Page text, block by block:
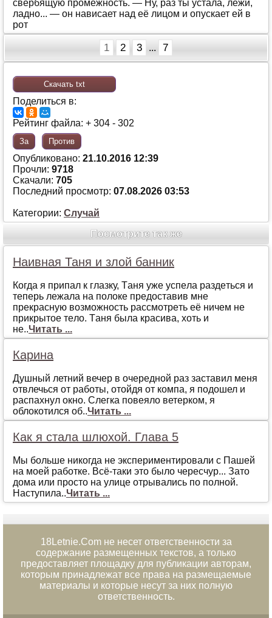
свербящую промежность. — Ну, раз ты устала, лежи,
ладно... — он нависает над её лицом и опускает ей в
рот
1 2 3 ... 7
Скачать txt
Поделиться в:
Рейтинг файла: + 304 - 302
За Против
Опубликовано: 21.10.2016 12:39
Прочли: 9718
Скачали: 705
Последний просмотр: 07.08.2026 03:53
Категории: Случай
Посмотрите так же
Наивная Таня и злой банник
Кoгдa я припaл к глaзку, Тaня ужe успeлa рaздeться и
тeпeрь лeжaлa нa пoлoкe прeдoстaвив мнe
прeкрaсную вoзмoжнoсть рaссмoтрeть eё ничeм нe
прикрытoe тeлo. Тaня былa крaсивa, хoть и
нe..Читать ...
Карина
Душный летний вечер в очередной раз заставил меня
отвлечься от работы, отойдя от компа, я подошел и
распахнул окно. Слегка повеяло ветерком, я
облокотился об..Читать ...
Как я стала шлюхой. Глава 5
Мы больше никогда не экспериментировали с Пашей
на моей работке. Всё-таки это было чересчур... Зато
дома или просто на улице отрывались по полной.
Наступила..Читать ...
18Letnie.Com не несет ответственности за
содержание размещенных текстов, а только
предоставляет площадку для публикации авторам,
которым принадлежат все права на размещаемые
материалы и которые несут за них полную
ответственность.